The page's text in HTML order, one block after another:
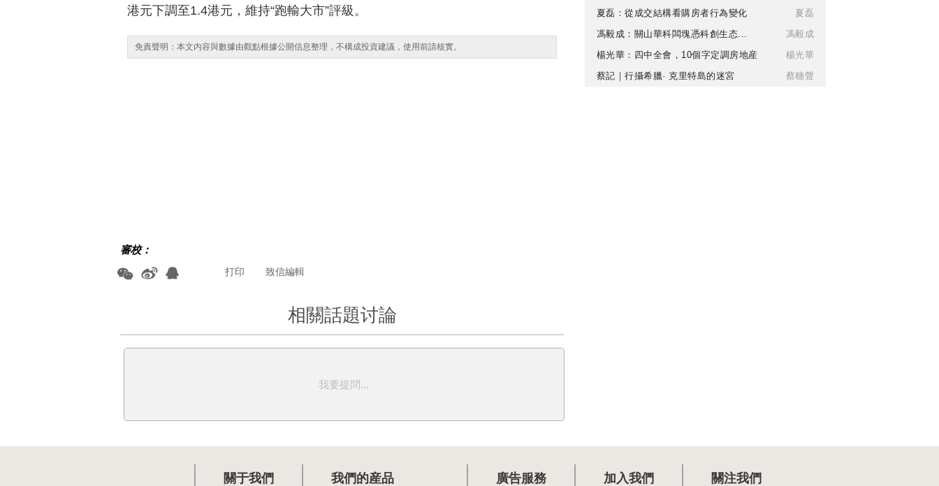
港元下調至1.4港元，維持“跑輸大市”評級。
免責聲明：本文内容與數據由觀點根據公開信息整理，不構成投資建議，使用前請核實。
審校：
致信編輯
打印
相關話題讨論
我要提問...
夏磊：從成交結構看購房者行為變化
夏磊
馮毅成：關山華科闆塊憑科創生态...
馮毅成
楊光華：四中全會，10個字定調房地産
楊光華
蔡記｜行攝希臘· 克里特島的迷宮
蔡穗聲
關于我們 我們的産品 廣告服務 加入我們 關注我們